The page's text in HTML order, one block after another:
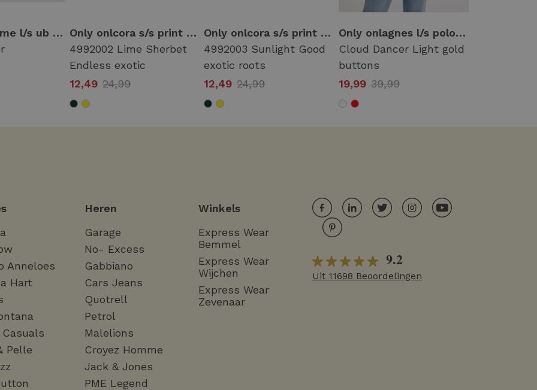
Only onlfemme l/s ub swt noos Sweater cloud dancer
Only onlcora s/s print o-neck ub swt 15347037 Sweater 4992002 lime sherbet endless exotic
4992002 Lime Sherbet
Endless exotic
12,49 24,99
Only onlcora s/s print o-neck ub swt 15347037 Sweater 4992003 sunlight good exotic roots
4992003 Sunlight Good
exotic roots
12,49 24,99
Only onlagnes l/s polo cs pr swt 15378310 Sweater cloud dancer light gold buttons
Cloud Dancer Light gold
buttons
19,99 39,99
Anneloes
Hart
Casuals
Pelle
Heren
Garage
No- Excess
Gabbiano
Cars Jeans
Quotrell
Petrol
Malelions
Croyez Homme
Jack & Jones
PME Legend
Winkels
Express Wear
Bemmel
Express Wear
Wijchen
Express Wear
Zevenaar
9.2
Uit 11698 Beoordelingen